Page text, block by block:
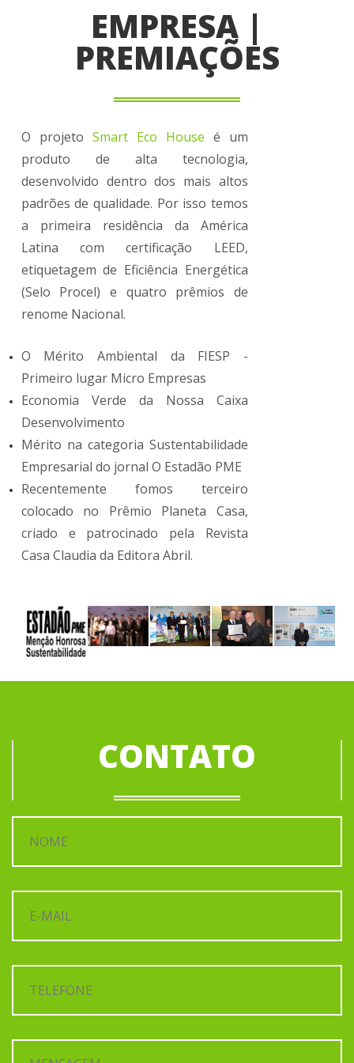
EMPRESA |
PREMIAÇÕES
O projeto Smart Eco House é um
produto de alta tecnologia,
desenvolvido dentro dos mais altos
padrões de qualidade. Por isso temos
a primeira residência da América
Latina com certificação LEED,
etiquetagem de Eficiência Energética
(Selo Procel) e quatro prêmios de
renome Nacional.
O Mérito Ambiental da FIESP -
Primeiro lugar Micro Empresas
Economia Verde da Nossa Caixa
Desenvolvimento
Mérito na categoria Sustentabilidade
Empresarial do jornal O Estadão PME
Recentemente fomos terceiro
colocado no Prêmio Planeta Casa,
criado e patrocinado pela Revista
Casa Claudia da Editora Abril.
CONTATO